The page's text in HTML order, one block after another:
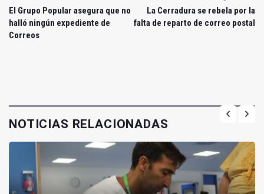
El Grupo Popular asegura que no
halló ningún expediente de
Correos
La Cerradura se rebela por la
falta de reparto de correo postal
NOTICIAS RELACIONADAS